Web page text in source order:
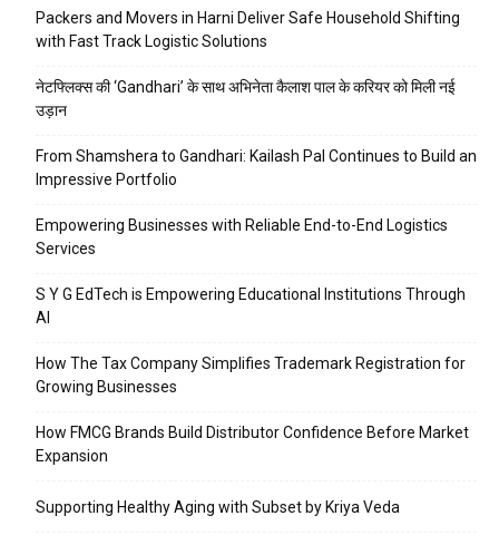
Packers and Movers in Harni Deliver Safe Household Shifting
with Fast Track Logistic Solutions
नेटफ्लिक्स की ‘Gandhari’ के साथ अभिनेता कैलाश पाल के करियर को मिली नई
उड़ान
From Shamshera to Gandhari: Kailash Pal Continues to Build an
Impressive Portfolio
Empowering Businesses with Reliable End-to-End Logistics
Services
S Y G EdTech is Empowering Educational Institutions Through
AI
How The Tax Company Simplifies Trademark Registration for
Growing Businesses
How FMCG Brands Build Distributor Confidence Before Market
Expansion
Supporting Healthy Aging with Subset by Kriya Veda